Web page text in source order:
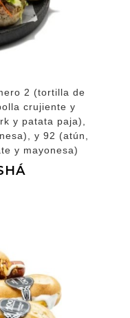
2 (tortilla de
crujiente y
y patata paja),
y 92 (atún,
y mayonesa)